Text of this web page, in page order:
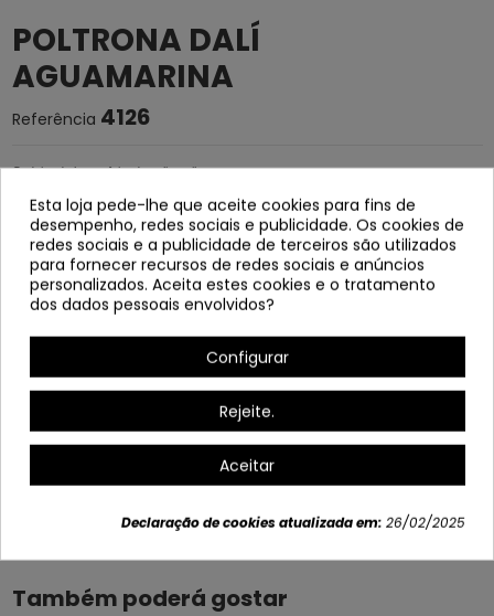
POLTRONA DALÍ
AGUAMARINA
Referência 4126
Cadeira de braço feita de polipropileno
Estrutura de hastes de metal preto e
pernas de madeira de faia.
Serve desmantelado.
Largura: 62 cm
Altura para braços: 67 cm
Também poderá gostar
Esta loja pede-lhe que aceite cookies para fins de
desempenho, redes sociais e publicidade. Os cookies de
redes sociais e a publicidade de terceiros são utilizados
para fornecer recursos de redes sociais e anúncios
personalizados. Aceita estes cookies e o tratamento
dos dados pessoais envolvidos?
Configurar
Rejeite.
Aceitar
Declaração de cookies atualizada em:26/02/2025